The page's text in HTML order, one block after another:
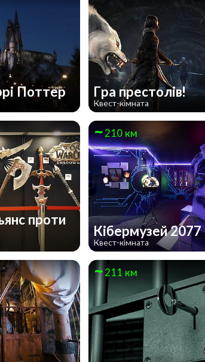
Поттер Гра престолів!
Квест-кімната
проти
210 км
Кібермузей 2077
Квест-кімната
211 км